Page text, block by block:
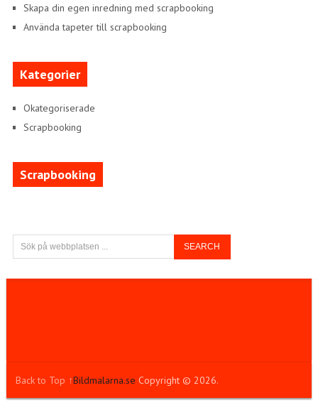
Skapa din egen inredning med scrapbooking
Använda tapeter till scrapbooking
Kategorier
Okategoriserade
Scrapbooking
Scrapbooking
Bildmalarna.se Copyright © 2026.
Back to Top ↑